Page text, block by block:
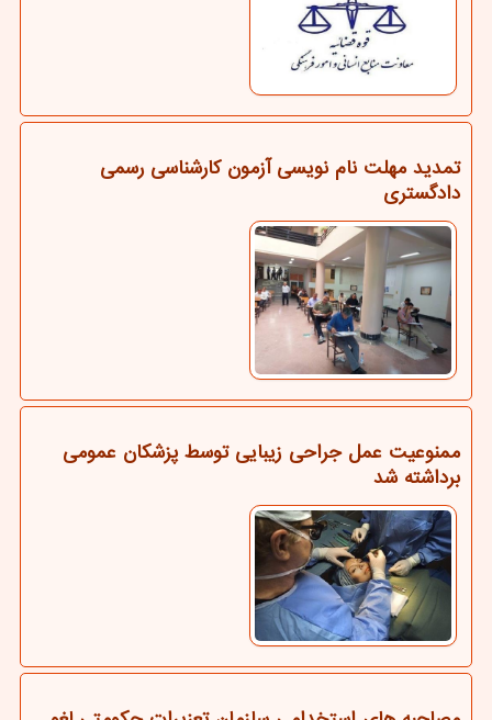
تمدید مهلت نام نویسی آزمون کارشناسی رسمی
دادگستری
ممنوعیت عمل جراحی زیبایی توسط پزشکان عمومی
برداشته شد